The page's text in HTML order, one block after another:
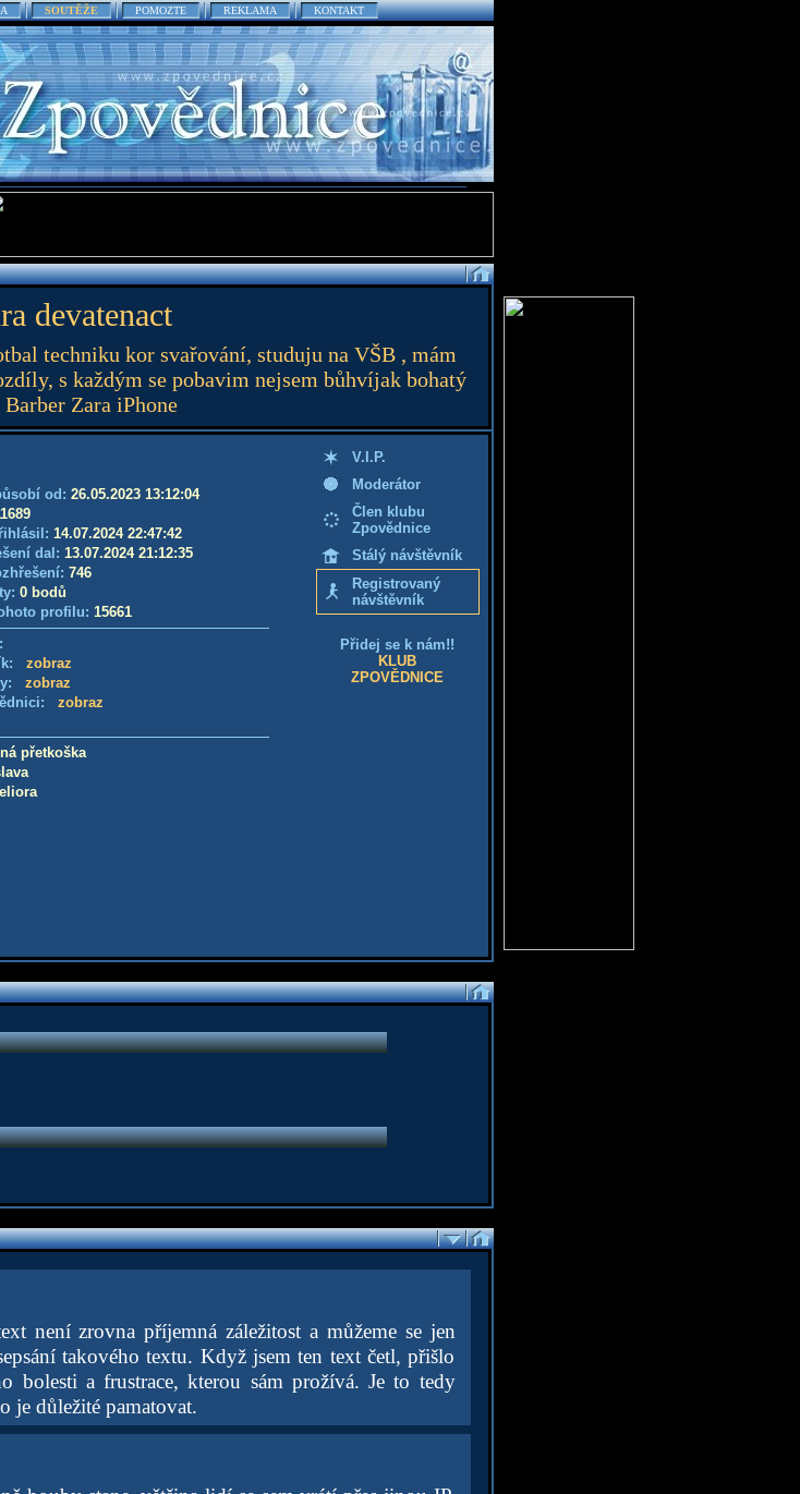
SOUTĚŽE POMOZTE REKLAMA KONTAKT
devatenact
techniku kor svařování, studuju na VŠB , mám
s každým se pobavim nejsem bůhvíjak bohatý
Barber Zara iPhone
od: 26.05.2023 13:12:04
14.07.2024 22:47:42
dal: 13.07.2024 21:12:35
746
0 bodů
profilu: 15661
zobraz
zobraz
zobraz
přetkoška
V.I.P.
Moderátor
Člen klubu
Zpovědnice
Stálý návštěvník
Registrovaný
návštěvník
Přidej se k nám!!
KLUB
ZPOVĚDNICE
není zrovna příjemná záležitost a můžeme se jen
takového textu. Když jsem ten text četl, přišlo
bolesti a frustrace, kterou sám prožívá. Je to tedy
je důležité pamatovat.